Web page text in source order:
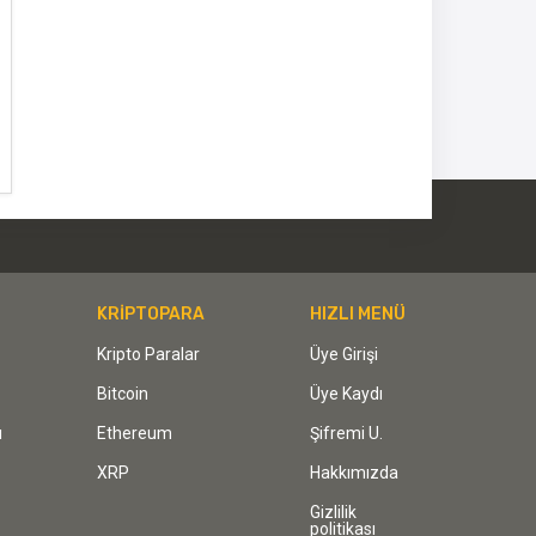
KRİPTOPARA
Kripto Paralar
Bitcoin
Ethereum
XRP
HIZLI MENÜ
Üye Girişi
Üye Kaydı
Şifremi U.
Hakkımızda
Gizlilik
politikası